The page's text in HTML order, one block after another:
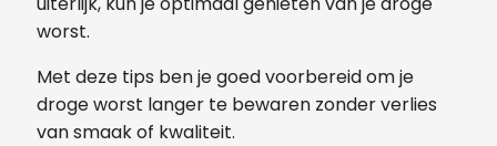
worst.
Met deze tips ben je goed voorbereid om je
droge worst langer te bewaren zonder verlies
van smaak of kwaliteit.